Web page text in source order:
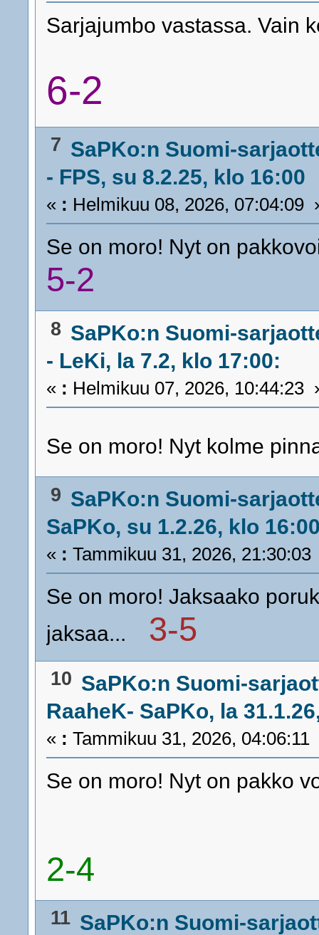
Sarjajumbo vastassa. Vain
6-2
7 SaPKo:n Suomi-
- FPS, su 8.2.25, klo 16:00
« : Helmikuu 08, 2026, 07:04:09
Se on moro! Nyt on
5-2
8 SaPKo:n Suomi-
- LeKi, la 7.2, klo 17:00:
« : Helmikuu 07, 2026, 10:44:23
Se on moro! Nyt kolme
9 SaPKo:n Suomi-
SaPKo, su 1.2.26, klo
« : Tammikuu 31, 2026,
Se on moro! Jaksaako
jaksaa... 3-5
10 SaPKo:n Suomi-
RaaheK- SaPKo, la
« : Tammikuu 31, 2026, 04:06:11
Se on moro! Nyt on pakko
2-4
11 SaPKo:n Suomi-